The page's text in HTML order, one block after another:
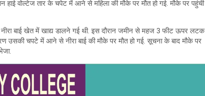
हाई वोल्टेज तार के चपेट में आने से महिला की मौके पर मौत हो गई. मौके पर पहुंची
नीरा बाई खेत में खाद्य डालने गई थी. इस दौरान जमीन से महज 3 फीट ऊपर लटक
उसकी चपटे में आने से नीरा बाई की मौके पर मौत हो गई. सूचना के बाद मौके पर